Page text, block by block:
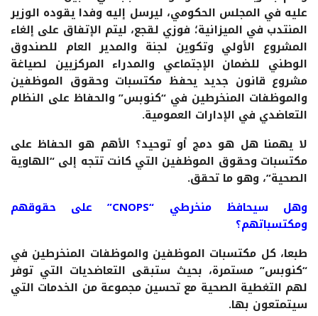
عليه في المجلس الحكومي، ليرسل إليه وفدا يقوده الوزير
المنتدب في الميزانية؛ فوزي لقجع، ليتم الإتفاق على إلغاء
المشروع الأولي وتكوين لجنة والمدير العام للصندوق
الوطني للضمان الإجتماعي والمدراء المركزيين لصياغة
مشروع قانون جديد يحفظ مكتسبات وحقوق الموظفين
والموظفات المنخرطين في “كنوبس” والحفاظ على النظام
التعاضدي في الإدارات العمومية.
لا يهمنا هل هو دمج أو توحيد؟ الأهم هو الحفاظ على
مكتسبات وحقوق الموظفين التي كانت تتجه إلى “الهاوية
الصحية”، وهو ما تحقق.
وهل سيحافظ منخرطي “CNOPS” على حقوقهم
ومكتسباتهم؟
طبعا، كل مكتسبات الموظفين والموظفات المنخرطين في
“كنوبس” مستمرة، بحيث ستبقى التعاضديات التي توفر
لهم التغطية الصحية مع تحسين مجموعة من الخدمات التي
سيتمتعون بها.